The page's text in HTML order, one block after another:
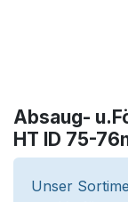
Absaug-
HT ID 75-
Unser